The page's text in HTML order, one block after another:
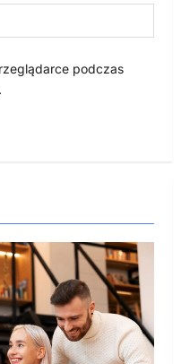
podczas